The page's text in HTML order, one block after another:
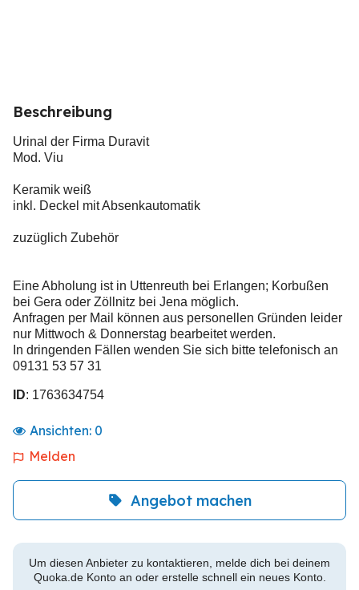
Beschreibung
Urinal der Firma Duravit
Mod. Viu
Keramik weiß
inkl. Deckel mit Absenkautomatik
zuzüglich Zubehör
Eine Abholung ist in Uttenreuth bei Erlangen; Korbußen
bei Gera oder Zöllnitz bei Jena möglich.
Anfragen per Mail können aus personellen Gründen leider
nur Mittwoch & Donnerstag bearbeitet werden.
In dringenden Fällen wenden Sie sich bitte telefonisch an
09131 53 57 31
ID: 1763634754
Ansichten: 0
Melden
Angebot machen
Um diesen Anbieter zu kontaktieren, melde dich bei deinem
Quoka.de Konto an oder erstelle schnell ein neues Konto.